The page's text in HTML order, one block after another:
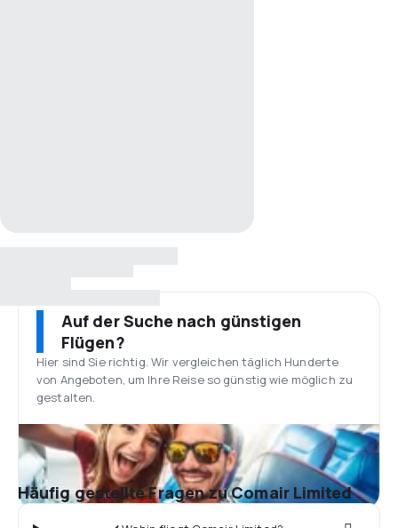
Auf der Suche nach günstigen
Flügen?
Hier sind Sie richtig. Wir vergleichen täglich Hunderte
von Angeboten, um Ihre Reise so günstig wie möglich zu
gestalten.
Häufig gestellte Fragen zu Comair Limited